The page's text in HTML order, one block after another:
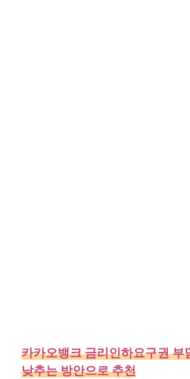
카카오뱅크 금리인하요구권 부
낮추는 방안으로 추천